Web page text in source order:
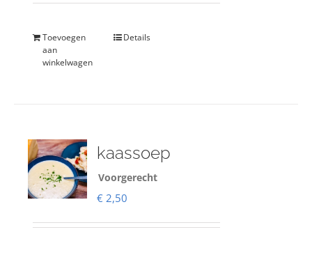
Toevoegen
aan
winkelwagen
Details
kaassoep
Voorgerecht
€ 2,50